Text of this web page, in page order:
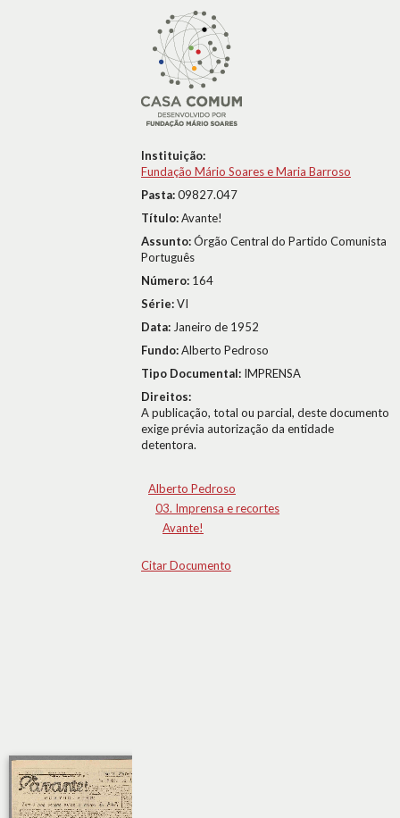
Instituição:
Fundação Mário Soares e Maria Barroso
Pasta:09827.047
Título:Avante!
Assunto:Órgão Central do Partido Comunista
Português
Número: 164
Série:VI
Data: Janeiro de 1952
Fundo:Alberto Pedroso
Tipo Documental: IMPRENSA
Direitos:
A publicação, total ou parcial, deste documento
exige prévia autorização da entidade
detentora.
Alberto Pedroso
03. Imprensa e recortes
Avante!
Citar Documento